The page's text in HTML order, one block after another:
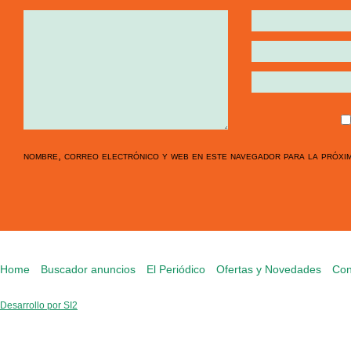
nombre, correo electrónico y web en este navegador para la
Home Buscador anuncios El Periódico Ofertas y Novedades
Desarrollo por SI2